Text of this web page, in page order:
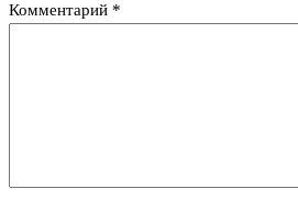
Комментарий *